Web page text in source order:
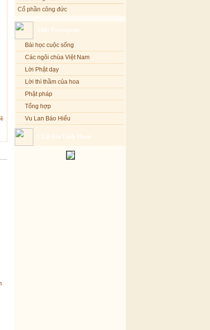
Cổ phần công đức
Đi tìm vũ khúc mùa hè
Mơ màng Phật dạy....
Lời thú tội của chị gái nhỏ nhen
Slide Powerpoint
Bài học cuộc sống
Các ngôi chùa Việt Nam
Lời Phật dạy
Lời thì thầm của hoa
Phật pháp
Tổng hợp
Vu Lan Báo Hiếu
CLB Hoa Linh Thoại